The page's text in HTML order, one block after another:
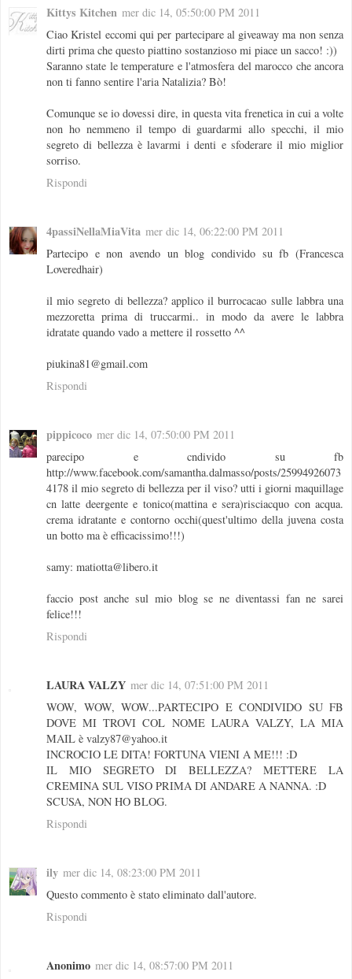
Kittys Kitchen mer dic 14, 05:50:00 PM 2011
Ciao Kristel eccomi qui per partecipare al giveaway ma non senza
dirti prima che questo piattino sostanzioso mi piace un sacco! :))
Saranno state le temperature e l'atmosfera del marocco che ancora
non ti fanno sentire l'aria Natalizia? Bò!
Comunque se io dovessi dire, in questa vita frenetica in cui a volte
non ho nemmeno il tempo di guardarmi allo specchi, il mio
segreto di bellezza è lavarmi i denti e sfoderare il mio miglior
sorriso.
Rispondi
4passiNellaMiaVita mer dic 14, 06:22:00 PM 2011
Partecipo e non avendo un blog condivido su fb (Francesca
Loveredhair)
il mio segreto di bellezza? applico il burrocacao sulle labbra una
mezzoretta prima di truccarmi.. in modo da avere le labbra
idratate quando vado a mettere il rossetto ^^
piukina81@gmail.com
Rispondi
pippicoco mer dic 14, 07:50:00 PM 2011
parecipo e cndivido su fb
http://www.facebook.com/samantha.dalmasso/posts/25994926073
4178 il mio segreto di bellezza per il viso? utti i giorni maquillage
cn latte deergente e tonico(mattina e sera)risciacquo con acqua.
crema idratante e contorno occhi(quest'ultimo della juvena costa
un botto ma è efficacissimo!!!)
samy: matiotta@libero.it
faccio post anche sul mio blog se ne diventassi fan ne sarei
felice!!!
Rispondi
LAURA VALZY mer dic 14, 07:51:00 PM 2011
WOW, WOW, WOW...PARTECIPO E CONDIVIDO SU FB
DOVE MI TROVI COL NOME LAURA VALZY, LA MIA
MAIL è valzy87@yahoo.it
INCROCIO LE DITA! FORTUNA VIENI A ME!!! :D
IL MIO SEGRETO DI BELLEZZA? METTERE LA
CREMINA SUL VISO PRIMA DI ANDARE A NANNA. :D
SCUSA, NON HO BLOG.
Rispondi
ily mer dic 14, 08:23:00 PM 2011
Questo commento è stato eliminato dall'autore.
Rispondi
Anonimo mer dic 14, 08:57:00 PM 2011